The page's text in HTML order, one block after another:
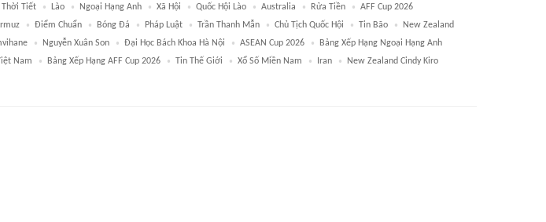
Thời Tiết Lào Ngoại Hạng Anh Xã Hội Quốc Hội Lào Australia Rửa Tiền
AFF Cup 2026
Điểm Chuẩn Bóng Đá Pháp Luật Trần Thanh Mẫn Chủ Tịch Quốc Hội Tin Bão
New Zealand
Nguyễn Xuân Son Đại Học Bách Khoa Hà Nội ASEAN Cup 2026
Bảng Xếp Hạng Ngoại Hạng Anh
Nam Bảng Xếp Hạng AFF Cup 2026 Tin Thế Giới Xổ Số Miền Nam Iran
New Zealand Cindy Kiro